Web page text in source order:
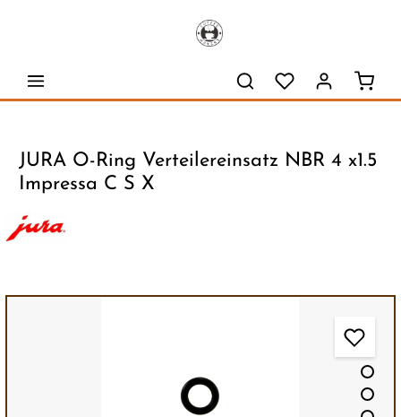
JURA O-Ring Verteilereinsatz NBR 4 x1.5
Impressa C S X